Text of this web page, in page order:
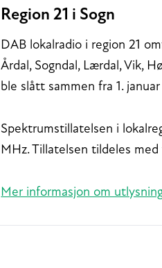
Region 21 i Sogn
DAB lokalradio i region 21
Årdal, Sogndal, Lærdal, Vik,
ble slått sammen fra 1.
Spektrumstillatelsen i
MHz. Tillatelsen tildeles
Mer informasjon om